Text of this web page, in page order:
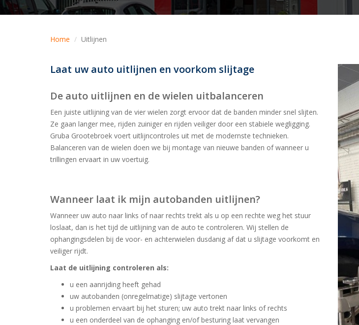
Home Uitlijnen
Laat uw auto uitlijnen en voorkom slijtage
De auto uitlijnen en de wielen uitbalanceren
Een juiste uitlijning van de vier wielen zorgt ervoor dat de banden minder snel slijten.
Ze gaan langer mee, rijden zuiniger en rijden veiliger door een stabiele wegligging.
Gruba Grootebroek voert uitlijncontroles uit met de modernste technieken.
Balanceren van de wielen doen we bij montage van nieuwe banden of wanneer u
trillingen ervaart in uw voertuig.
Wanneer laat ik mijn autobanden uitlijnen?
Wanneer uw auto naar links of naar rechts trekt als u op een rechte weg het stuur
loslaat, dan is het tijd de uitlijning van de auto te controleren. Wij stellen de
ophangingsdelen bij de voor- en achterwielen dusdanig af dat u slijtage voorkomt en
veiliger rijdt.
Laat de uitlijning controleren als:
u een aanrijding heeft gehad
uw autobanden (onregelmatige) slijtage vertonen
u problemen ervaart bij het sturen; uw auto trekt naar links of rechts
u een onderdeel van de ophanging en/of besturing laat vervangen